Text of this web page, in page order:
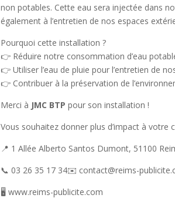
non potables. Cette eau sera injectée dans
également à l’entretien de nos espaces
Pourquoi cette installation ?
👉 Réduire notre consommation d’eau
👉 Utiliser l’eau de pluie pour l’entretien de
👉 Contribuer à la préservation de
Merci à JMC BTP pour son installation !
Vous souhaitez donner plus d’impact à votre
📍 1 Allée Alberto Santos Dumont, 51100
📞 03 26 35 17 34✉️ contact@reims-
🖥️ www.reims-publicite.com